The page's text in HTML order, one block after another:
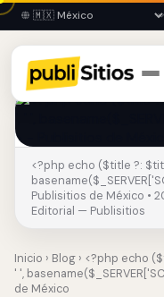
<?php echo ($title ?:
Publisitios de México •
Editorial — Publisitios
Inicio › Blog › <?php echo
' ',
de México